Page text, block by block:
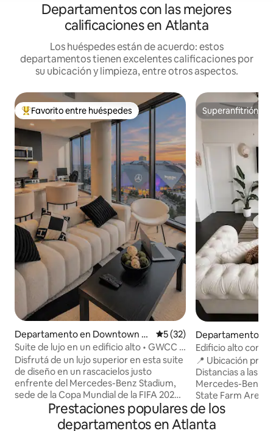
Departamentos con las mejores
calificaciones en Atlanta
Los huéspedes están de acuerdo: estos
departamentos tienen excelentes calificaciones por
su ubicación y limpieza, entre otros aspectos.
Favorito entre los huéspedes más destacados
Favorito entre huéspedes
Departamento en Downtown A
tlanta
Calificación promedio: 5 de
5 (32)
Suite de lujo en un edificio alto • GWCC •
Estadio Mercedes-Benz
Disfrutá de un lujo superior en esta suite
de diseño en un rascacielos justo
enfrente del Mercedes-Benz Stadium,
sede de la Copa Mundial de la FIFA 2026.
Disfrutá de ventanales del piso al techo,
balcones con vista al horizonte,
Superanfitrión
Superanfitrión
Departamento
Edificio alto con
6 min del estadio
FIFA
📍 Ubicación
Distancias a las
Mercedes-Benz
State Farm Arena
de Georgia – 7–8
Hartsfield-
Prestaciones populares de los
departamentos en Atlanta